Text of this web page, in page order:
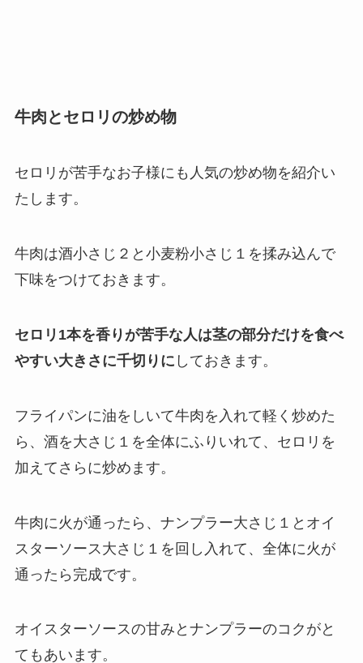
牛肉とセロリの炒め物
セロリが苦手なお子様にも人気の炒め物を紹介い
たします。
牛肉は酒小さじ２と小麦粉小さじ１を揉み込んで
下味をつけておきます。
セロリ1本を香りが苦手な人は茎の部分だけを食べ
やすい大きさに千切りに しておきます。
フライパンに油をしいて牛肉を入れて軽く炒めた
ら、酒を大さじ１を全体にふりいれて、セロリを
加えてさらに炒めます。
牛肉に火が通ったら、ナンプラー大さじ１とオイ
スターソース大さじ１を回し入れて、全体に火が
通ったら完成です。
オイスターソースの甘みとナンプラーのコクがと
てもあいます。